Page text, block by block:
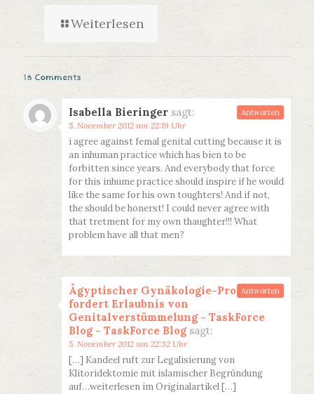
Weiterlesen
16 Comments
Isabella Bieringer sagt:
5. November 2012 um 22:19 Uhr
i agree against femal genital cutting because it is
an inhuman practice which has bien to be
forbitten since years. And everybody that force
for this inhume practice should inspire if he would
like the same for his own toughters! And if not,
the should be honerst! I could never agree with
that tretment for my own thaughter!!! What
problem have all that men?
Antworten
Ägyptischer Gynäkologie-Professor
fordert Erlaubnis von
Genitalverstümmelung - TaskForce
Blog - TaskForce Blog sagt:
5. November 2012 um 22:32 Uhr
[…] Kandeel ruft zur Legalisierung von
Klitoridektomie mit islamischer Begründung
auf…weiterlesen im Originalartikel […]
Antworten